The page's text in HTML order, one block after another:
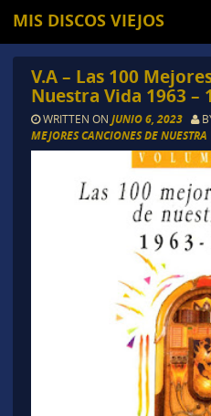
MIS DISCOS VIEJOS
V.A – Las 100
Nuestra Vida 1963 –
WRITTEN ON JUNIO 6, 2023
MEJORES CANCIONES DE